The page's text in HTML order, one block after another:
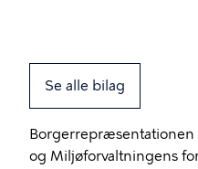
Se alle bilag
Borgerrepræsentationen
og Miljøforvaltningens